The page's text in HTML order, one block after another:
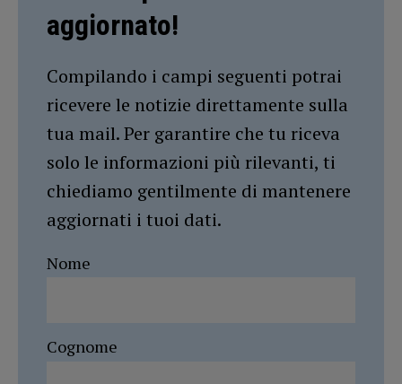
aggiornato!
Compilando i campi seguenti potrai
ricevere le notizie direttamente sulla
tua mail. Per garantire che tu riceva
solo le informazioni più rilevanti, ti
chiediamo gentilmente di mantenere
aggiornati i tuoi dati.
Nome
Cognome